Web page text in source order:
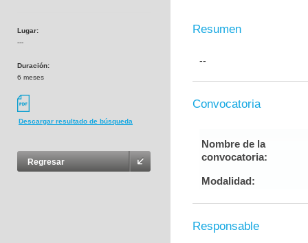
Lugar:
---
Duración:
6 meses
Descargar resultado de búsqueda
Regresar
Resumen
--
Convocatoria
Nombre de la
convocatoria:
Modalidad:
Responsable